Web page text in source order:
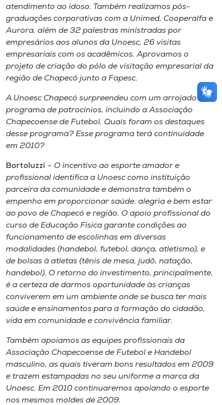
atendimento ao idoso. Também realizamos pós-
graduações corporativas com a Unimed, Cooperalfa e
Aurora, além de 32 palestras ministradas por
empresários aos alunos da Unoesc, 26 visitas
empresariais com os acadêmicos. Aprovamos o
projeto de criação do pólo de visitação empresarial da
região de Chapecó junto a Fapesc.
A Unoesc Chapecó surpreendeu com um arrojado
programa de patrocínios, incluindo a Associação
Chapecoense de Futebol. Quais foram os destaques
desse programa? Esse programa terá continuidade
em 2010?
Bortoluzzi – O incentivo ao esporte amador e
profissional identifica a Unoesc como instituição
parceira da comunidade e demonstra também o
empenho em proporcionar saúde, alegria e bem estar
ao povo de Chapecó e região. O apoio profissional do
curso de Educação Física garante condições ao
funcionamento de escolinhas em diversas
modalidades (handebol, futebol, dança, atletismo), e
de bolsas à atletas (tênis de mesa, judô, natação,
handebol). O retorno do investimento, principalmente,
é a certeza de darmos oportunidade às crianças
conviverem em um ambiente onde se busca ter mais
saúde e ensinamentos para a formação do cidadão,
vida em comunidade e convivência familiar.
Também apoiamos as equipes profissionais da
Associação Chapecoense de Futebol e Handebol
masculino, as quais tiveram bons resultados em 2009
e trazem estampadas no seu uniforme a marca da
Unoesc. Em 2010 continuaremos apoiando o esporte
nos mesmos moldes de 2009.